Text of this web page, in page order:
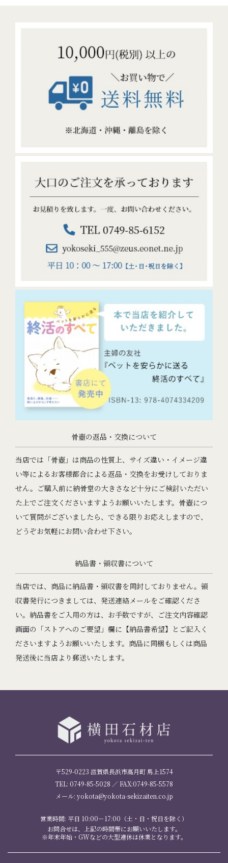
骨壺の返品・交換について
当店では「骨壺」は商品の性質上、サイズ違い・イメージ違
い等によるお客様都合による返品・交換をお受けしておりま
せん。ご購入前に納骨堂の大きさなど十分にご検討いただい
た上でご注文くださいますようお願いいたします。骨壺につ
いて質問がございましたら、できる限りお応えしますので、
どうぞお気軽にお問い合わせ下さい。
納品書・領収書について
当店では、商品に納品書・領収書を同封しておりません。領
収書発行につきましては、発送連絡メールをご確認くださ
い。納品書をご入用の方は、お手数ですが、ご注文内容確認
画面の「ストアへのご要望」欄に【納品書希望】とご記入く
ださいますようお願いいたします。商品に同梱もしくは商品
発送後に当店より郵送いたします。
〒529-0223 滋賀県長浜市高月町 馬上1574
TEL: 0749-85-5028 ／ FAX:0749-85-5578
メール: yokota@yokota-sekizaiten.co.jp
営業時間: 平日 10:00－17:00（土・日・祝日を除く）
お問合せは、上記の時間帯にお願いいたします。
※年末年始・GWなどの大型連休は休業となります。